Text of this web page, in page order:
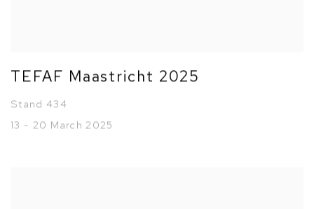
TEFAF Maastricht 2025
Stand 434
13 - 20 March 2025